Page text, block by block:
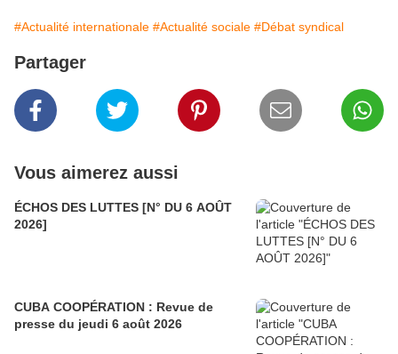
#Actualité internationale #Actualité sociale #Débat syndical
Partager
Vous aimerez aussi
ÉCHOS DES LUTTES [N° DU 6 AOÛT
2026]
CUBA COOPÉRATION : Revue de
presse du jeudi 6 août 2026